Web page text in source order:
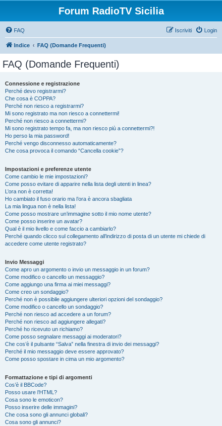
Forum RadioTV Sicilia
FAQ Login
Iscriviti
Indice FAQ (Domande Frequenti)
FAQ (Domande Frequenti)
Connessione e registrazione
Perché devo registrarmi?
Che cosa è COPPA?
Perché non riesco a registrarmi?
Mi sono registrato ma non riesco a connettermi!
Perché non riesco a connettermi?
Mi sono registrato tempo fa, ma non riesco più a connettermi?!
Ho perso la mia password!
Perché vengo disconnesso automaticamente?
Che cosa provoca il comando “Cancella cookie”?
Impostazioni e preferenze utente
Come cambio le mie impostazioni?
Come posso evitare di apparire nella lista degli utenti in linea?
L’ora non è corretta!
Ho cambiato il fuso orario ma l’ora è ancora sbagliata
La mia lingua non è nella lista!
Come posso mostrare un’immagine sotto il mio nome utente?
Come posso inserire un avatar?
Qual è il mio livello e come faccio a cambiarlo?
Perché quando clicco sul collegamento all’indirizzo di posta di un utente mi chiede di
accedere come utente registrato?
Invio Messaggi
Come apro un argomento o invio un messaggio in un forum?
Come modifico o cancello un messaggio?
Come aggiungo una firma ai miei messaggi?
Come creo un sondaggio?
Perché non è possibile aggiungere ulteriori opzioni del sondaggio?
Come modifico o cancello un sondaggio?
Perché non riesco ad accedere a un forum?
Perché non riesco ad aggiungere allegati?
Perché ho ricevuto un richiamo?
Come posso segnalare messaggi ai moderatori?
Che cos’è il pulsante “Salva” nella finestra di invio dei messaggi?
Perché il mio messaggio deve essere approvato?
Come posso spostare in cima un mio argomento?
Formattazione e tipi di argomenti
Cos’è il BBCode?
Posso usare l’HTML?
Cosa sono le emoticon?
Posso inserire delle immagini?
Che cosa sono gli annunci globali?
Cosa sono gli annunci?